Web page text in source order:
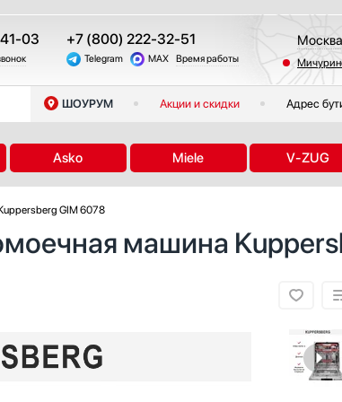
03 +7 (800) 222-32-51
Telegram MAX Время работы
Москва
Санкт-
Казань
Другие
ШОУРУМ Акции и скидки Адрес
Asko Miele V-ZUG
GIM 6078
машина